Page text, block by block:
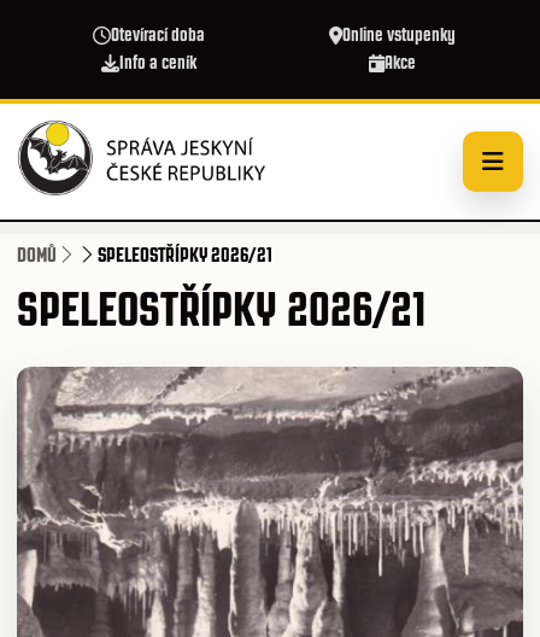
Otevírací doba
Online vstupenky
Info a ceník
Akce
DOMŮ SPELEOSTŘÍPKY 2026/21
SPELEOSTŘÍPKY 2026/21